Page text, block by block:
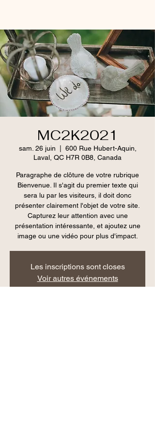
MC2K2021
sam. 26 juin
600 Rue Hubert-Aquin,
Laval, QC H7R 0B8, Canada
Paragraphe de clôture de votre rubrique
Bienvenue. Il s'agit du premier texte qui
sera lu par les visiteurs, il doit donc
présenter clairement l'objet de votre site.
Capturez leur attention avec une
présentation intéressante, et ajoutez une
image ou une vidéo pour plus d'impact.
Les inscriptions sont closes
Voir autres événements